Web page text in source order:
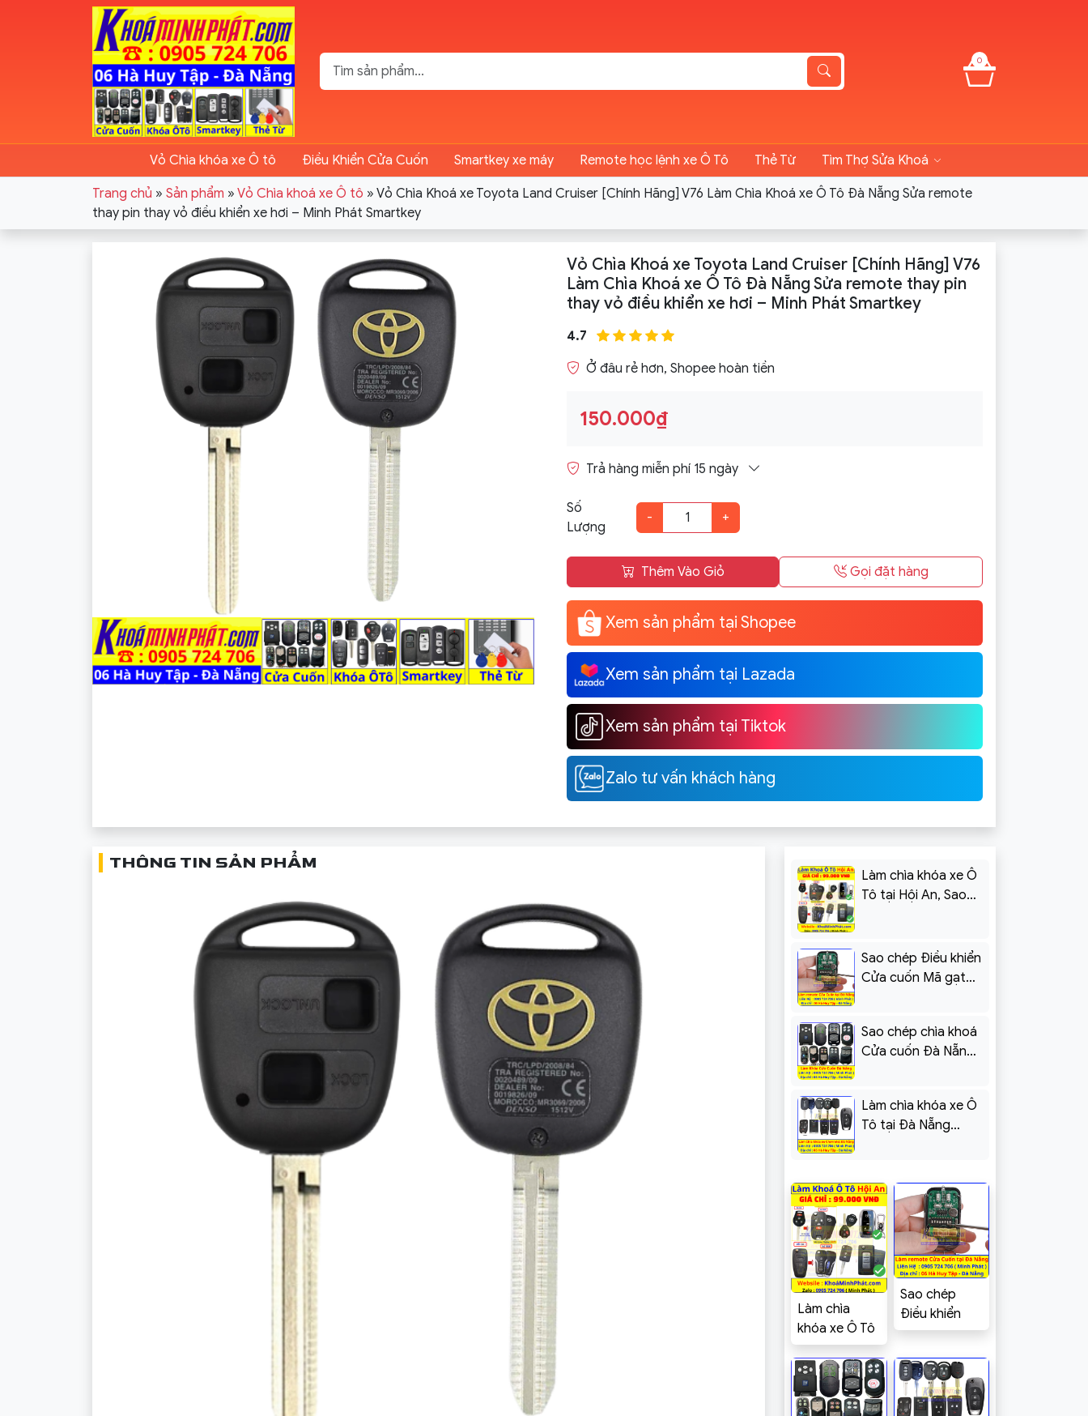
0
Vỏ Chìa khóa xe Ô tô Điều Khiển Cửa Cuốn Smartkey xe máy Remote học lệnh xe Ô Tô Thẻ Từ Tìm Thợ Sửa Khoá
Trang chủ » Sản phẩm » Vỏ Chìa khoá xe Ô tô » Vỏ Chìa Khoá xe Toyota Land Cruiser [Chính Hãng] V76 Làm Chìa Khoá xe Ô Tô Đà Nẵng Sửa remote
thay pin thay vỏ điều khiển xe hơi – Minh Phát Smartkey
Vỏ Chìa Khoá xe Toyota Land Cruiser [Chính Hãng] V76
Làm Chìa Khoá xe Ô Tô Đà Nẵng Sửa remote thay pin
thay vỏ điều khiển xe hơi – Minh Phát Smartkey
4.7
Ở đâu rẻ hơn, Shopee hoàn tiền
150.000₫
Trả hàng miễn phí 15 ngày
Số
Lượng
- +
Thêm Vào Giỏ Gọi đặt hàng
Xem sản phẩm tại Shopee
Xem sản phẩm tại Lazada
Xem sản phẩm tại Tiktok
Zalo tư vấn khách hàng
THÔNG TIN SẢN PHẨM
Làm chìa khóa xe Ô
Tô tại Hội An, Sao
Sao chép Điều khiển
Cửa cuốn Mã gạt
Sao chép chìa khoá
Cửa cuốn Đà Nẵng
Làm chìa khóa xe Ô
Tô tại Đà Nẵng
Captiva, Colorado,
Trailblazer, Orlando,
Vivant
Làm chìa
khóa xe Ô Tô
tại Hội An,
Sao chép
điều khiển
Cửa cuốn
Sao chép
Điều khiển
Cửa cuốn Mã
Nẵng – Khoá
Minh Phát